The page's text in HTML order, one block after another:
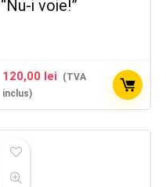
“Nu-i voie!”
120,00 lei
(TVA
inclus)